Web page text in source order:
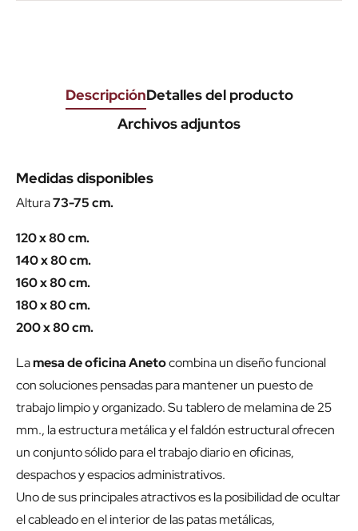
DescripciónDetalles del producto
Archivos adjuntos
Medidas disponibles
Altura73-75 cm.
120 x 80 cm.
140 x 80 cm.
160 x 80 cm.
180 x 80 cm.
200 x 80 cm.
Lamesa de oficina Anetocombina un diseño funcional
con soluciones pensadas para mantener un puesto de
trabajo limpio y organizado. Su tablero de melamina de 25
mm., la estructura metálica y el faldón estructural ofrecen
un conjunto sólido para el trabajo diario en oficinas,
despachos y espacios administrativos.
Uno de sus principales atractivos es la posibilidad de ocultar
el cableado en el interior de las patas metálicas,